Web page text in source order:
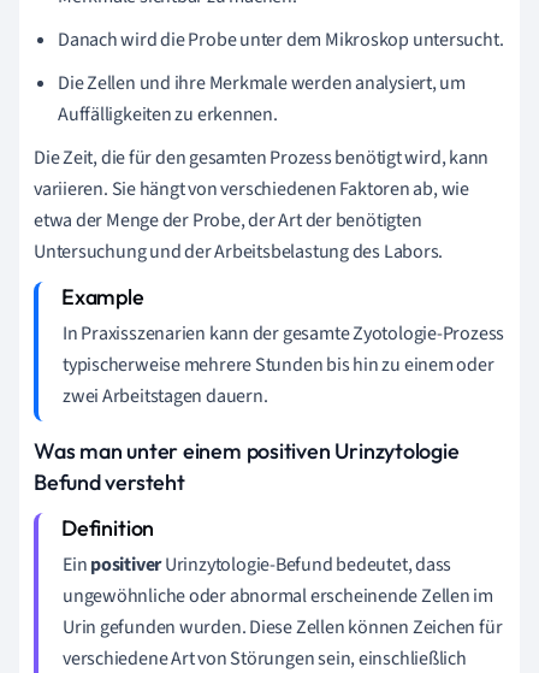
Danach wird die Probe unter dem Mikroskop untersucht.
Die Zellen und ihre Merkmale werden analysiert, um
Auffälligkeiten zu erkennen.
Die Zeit, die für den gesamten Prozess benötigt wird, kann
variieren. Sie hängt von verschiedenen Faktoren ab, wie
etwa der Menge der Probe, der Art der benötigten
Untersuchung und der Arbeitsbelastung des Labors.
In Praxisszenarien kann der gesamte Zyotologie-Prozess
typischerweise mehrere Stunden bis hin zu einem oder
zwei Arbeitstagen dauern.
Was man unter einem positiven Urinzytologie
Befund versteht
EinpositiverUrinzytologie-Befund bedeutet, dass
ungewöhnliche oder abnormal erscheinende Zellen im
Urin gefunden wurden. Diese Zellen können Zeichen für
verschiedene Art von Störungen sein, einschließlich